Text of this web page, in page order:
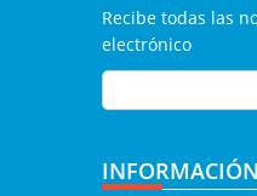
Recibe todas las
electrónico
INFORMACIÓN